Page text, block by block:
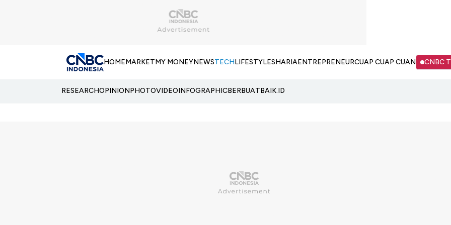
HOMEMARKETMY MONEYNEWSTECHLIFESTYLESHARIAENTREPRENEURCUAP CUAP CUAN CNBC
RESEARCHOPINIONPHOTOVIDEOINFOGRAPHICBERBUATBAIK.ID